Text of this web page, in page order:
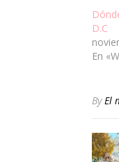
D.C
En
By El